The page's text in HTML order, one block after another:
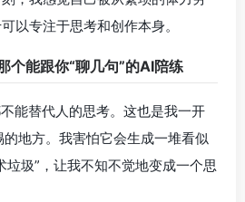
以专注于思考和创作本身。
个能跟你“聊几句”的AI陪练
能替代人的思考。这也是我一开
的地方。我害怕它会生成一堆看似
垃圾”，让我不知不觉地变成一个思